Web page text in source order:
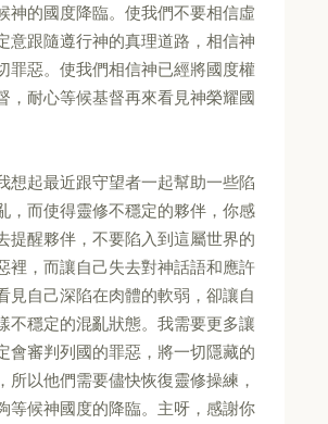
神的國度降臨。使我們不要相信虛
意跟隨遵行神的真理道路，相信神
罪惡。使我們相信神已經將國度權
，耐心等候基督再來看見神榮耀國
想起最近跟守望者一起幫助一些陷
，而使得靈修不穩定的夥伴，你感
提醒夥伴，不要陷入到這屬世界的
裡，而讓自己失去對神話語和應許
見自己深陷在肉體的軟弱，卻讓自
不穩定的混亂狀態。我需要更多讓
會審判列國的罪惡，將一切隱藏的
所以他們需要儘快恢復靈修操練，
等候神國度的降臨。主呀，感謝你